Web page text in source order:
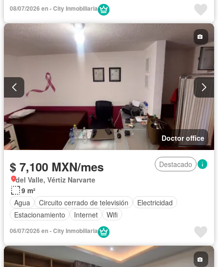
08/07/2026 en - City Inmobiliaria
Doctor office
$ 7,100 MXN/mes
Destacado
del Valle, Vértiz Narvarte
9 m²
Agua
Circuito cerrado de televisión
Electricidad
Estacionamiento
Internet Wifi
06/07/2026 en - City Inmobiliaria